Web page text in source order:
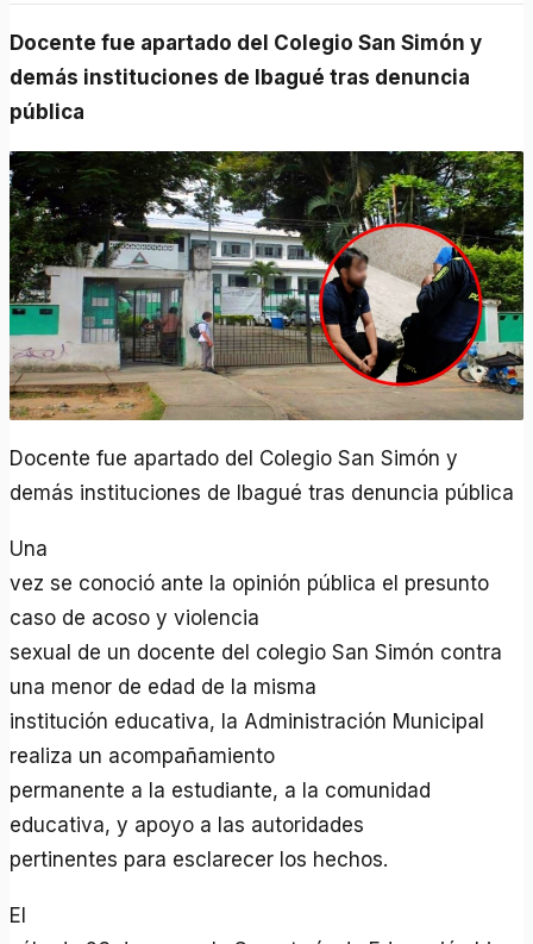
Docente fue apartado del Colegio San Simón y
demás instituciones de Ibagué tras denuncia
pública
Docente fue apartado del Colegio San Simón y
demás instituciones de Ibagué tras denuncia pública
Una
vez se conoció ante la opinión pública el presunto
caso de acoso y violencia
sexual de un docente del colegio San Simón contra
una menor de edad de la misma
institución educativa, la Administración Municipal
realiza un acompañamiento
permanente a la estudiante, a la comunidad
educativa, y apoyo a las autoridades
pertinentes para esclarecer los hechos.
El